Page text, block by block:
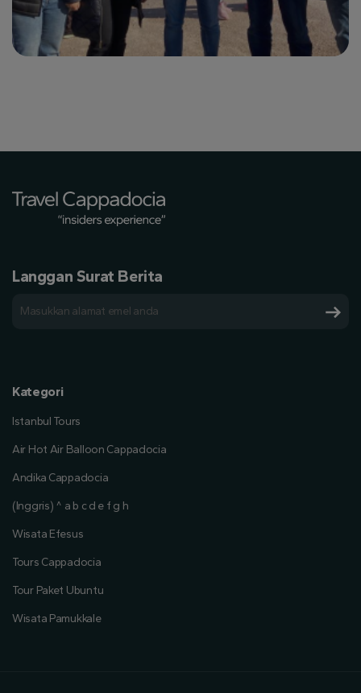
Langgan Surat Berita
Kategori
Istanbul Tours
Air Hot Air Balloon Cappadocia
Andika Cappadocia
(Inggris) ^ a b c d e f g h
Wisata Efesus
Tours Cappadocia
Tour Paket Ubuntu
Wisata Pamukkale